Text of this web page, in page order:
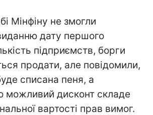
Мінфіну не змогли
дату першого
підприємств, борги
продати, але повідомили,
списана пеня, а
можливий дисконт складе
вартості прав вимог.